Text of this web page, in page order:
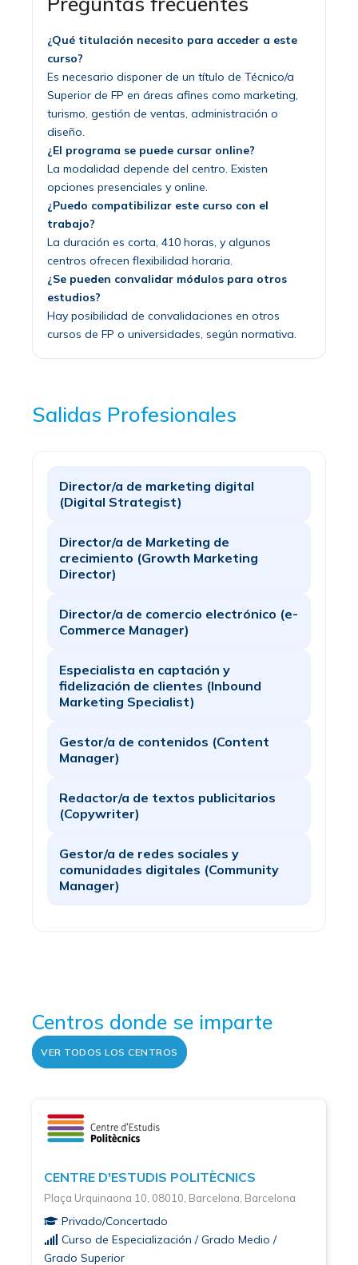
¿Qué titulación necesito para acceder a este
curso?
Es necesario disponer de un título de Técnico/a
Superior de FP en áreas afines como marketing,
turismo, gestión de ventas, administración o
diseño.
¿El programa se puede cursar online?
La modalidad depende del centro. Existen
opciones presenciales y online.
¿Puedo compatibilizar este curso con el
trabajo?
La duración es corta, 410 horas, y algunos
centros ofrecen flexibilidad horaria.
¿Se pueden convalidar módulos para otros
estudios?
Hay posibilidad de convalidaciones en otros
cursos de FP o universidades, según normativa.
Salidas Profesionales
Director/a de marketing digital
(Digital Strategist)
Director/a de Marketing de
crecimiento (Growth Marketing
Director)
Director/a de comercio electrónico (e-
Commerce Manager)
Especialista en captación y
fidelización de clientes (Inbound
Marketing Specialist)
Gestor/a de contenidos (Content
Manager)
Redactor/a de textos publicitarios
(Copywriter)
Gestor/a de redes sociales y
comunidades digitales (Community
Manager)
Centros donde se imparte
VER TODOS LOS CENTROS
CENTRE D'ESTUDIS POLITÈCNICS
Plaça Urquinaona 10, 08010, Barcelona, Barcelona
Privado/Concertado
Curso de Especialización / Grado Medio /
Grado Superior